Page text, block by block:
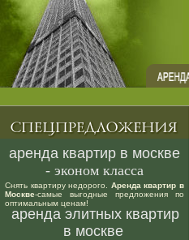
аренда квартир в москве
- эконом класса
Снять квартиру недорого. Аренда квартир в
Москве-самые выгодные предложения по
оптимальным ценам!
аренда элитных квартир
в москве